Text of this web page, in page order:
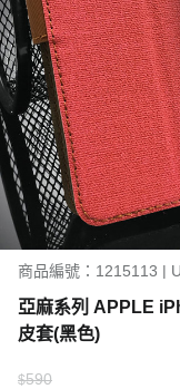
商品編號：1215113 |
亞麻系列 APPLE
皮套(黑色)
$590